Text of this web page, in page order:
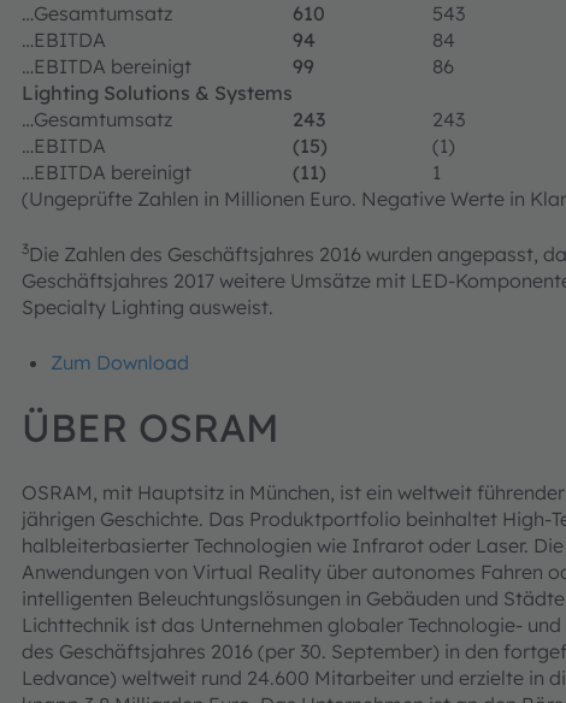
…Gesamtumsatz
610 543
…EBITDA
94
84
…EBITDA bereinigt
99
86
Lighting Solutions & Systems
…Gesamtumsatz
243 243
…EBITDA
(15)
(1)
…EBITDA bereinigt
(11)
1
(Ungeprüfte Zahlen in Millionen Euro. Negative Werte in
3Die Zahlen des Geschäftsjahres 2016 wurden angepasst,
Geschäftsjahres 2017 weitere Umsätze mit LED-
Specialty Lighting ausweist.
Zum Download
ÜBER OSRAM
OSRAM, mit Hauptsitz in München, ist ein weltweit
jährigen Geschichte. Das Produktportfolio beinhaltet High-
halbleiterbasierter Technologien wie Infrarot oder Laser.
Anwendungen von Virtual Reality über autonomes Fahren
intelligenten Beleuchtungslösungen in Gebäuden und
Lichttechnik ist das Unternehmen globaler Technologie-
des Geschäftsjahres 2016 (per 30. September) in den
Ledvance) weltweit rund 24.600 Mitarbeiter und erzielte in